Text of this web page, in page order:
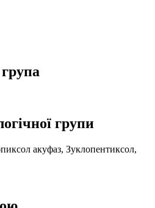
групи
акуфаз, Зуклопентиксол,